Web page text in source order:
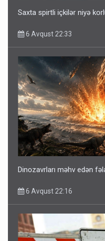
Saxta spirtli içkilər niyə
6 Avqust 22:33
Dinozavrları məhv edən
6 Avqust 22:16